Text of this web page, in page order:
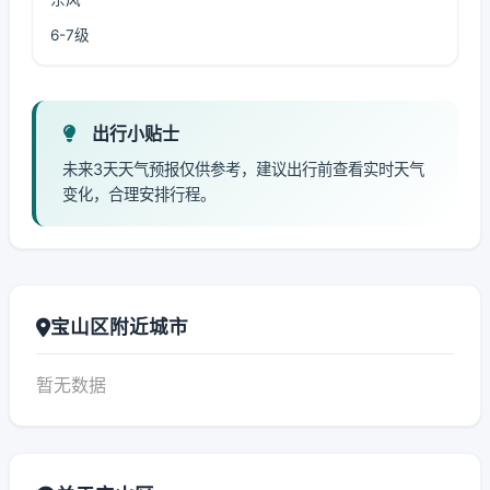
6-7级
出行小贴士
未来3天天气预报仅供参考，建议出行前查看实时天气
变化，合理安排行程。
宝山区附近城市
暂无数据